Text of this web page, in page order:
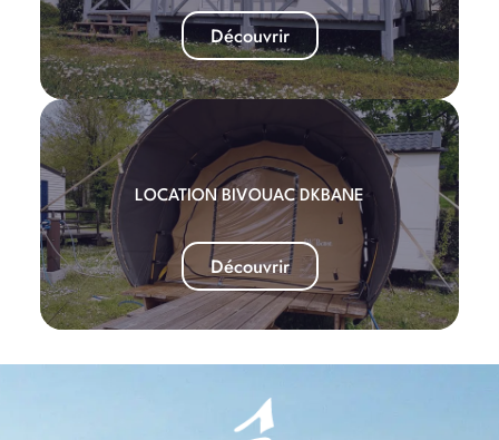
Découvrir
LOCATION BIVOUAC DKBANE
Découvrir